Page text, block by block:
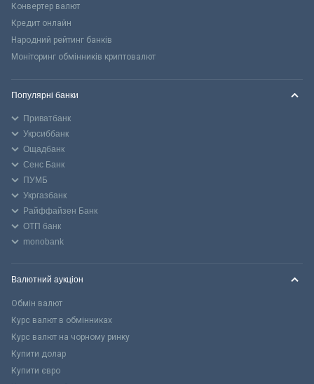
Конвертер валют
Кредит онлайн
Народний рейтинг банків
Моніторинг обмінників криптовалют
Популярні банки
Приватбанк
Укрсиббанк
Ощадбанк
Сенс Банк
ПУМБ
Укргазбанк
Райффайзен Банк
ОТП банк
monobank
Валютний аукціон
Обмін валют
Курс валют в обмінниках
Курс валют на чорному ринку
Купити долар
Купити євро